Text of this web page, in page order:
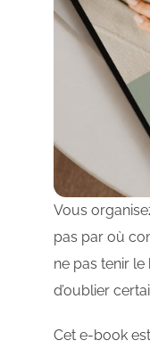
Vous
pas par où
ne pas tenir
d’oublier
Cet e-book